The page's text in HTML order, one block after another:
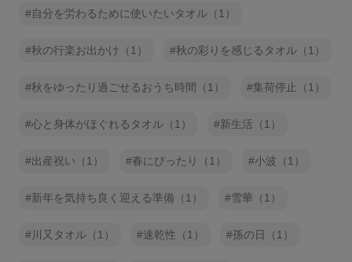
自分を労わるために使いたいタオル（1）
秋の行楽お出かけ（1） 秋の彩りを感じるタオル（1）
秋をゆったり過ごせるおうち時間（1） 集荷停止（1）
心と身体がほぐれるタオル（1） 新生活（1）
出産祝い（1） 春にぴったり（1） 小波（1）
新年を気持ち良く迎える準備（1） 雪華（1）
川又タオル（1） 速乾性（1） 孫の日（1）